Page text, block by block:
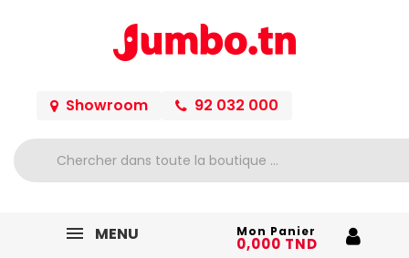
Showroom 92 032 000
MENU Mon Panier
0,000 TND